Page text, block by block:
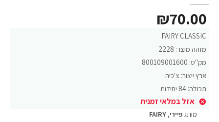
FAIRY CLASSIC
מזהה מוצר: 2228
מק"ט: 800109001600
ארץ ייצור: צ'כיה
תכולה: 84 יחידות
אזל במלאי זמנית
₪70.00
מותג פיירי,
FAIRY